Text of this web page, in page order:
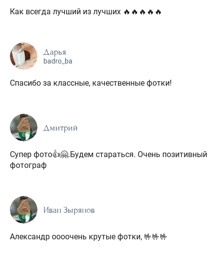
Как всегда лучший из лучших 🔥🔥🔥🔥🔥
Дарья
badro_ba
Спасибо за классные, качественные фотки!
Дмитрий
Супер фото👍🤗.Будем стараться. Очень позитивный
фотограф
Иван Зырянов
Александр оооочень крутые фотки, 🤟🤟🤟